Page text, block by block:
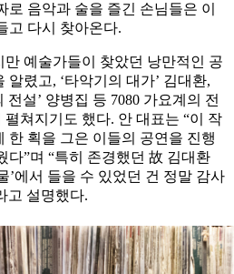
로 음악과 술을 즐긴 손님들은 이
고 다시 찾아온다.
예술가들이 찾았던 낭만적인 공
렸고, ‘타악기의 대가’ 김대환,
전설’ 양병집 등 7080 가요계의 전
쳐지기도 했다. 안 대표는 “이 작
한 획을 그은 이들의 공연을 진행
다”며 “특히 존경했던 故 김대환
’에서 들을 수 있었던 건 정말 감사
고 설명했다.